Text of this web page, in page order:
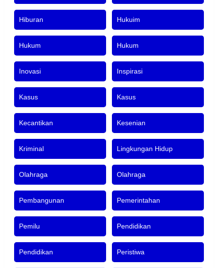
Hiburan Hukuim
Hukum Hukum
Inovasi Inspirasi
Kasus Kasus
Kecantikan Kesenian
Kriminal Lingkungan Hidup
Olahraga Olahraga
Pembangunan Pemerintahan
Pemilu Pendidikan
Pendidikan Peristiwa